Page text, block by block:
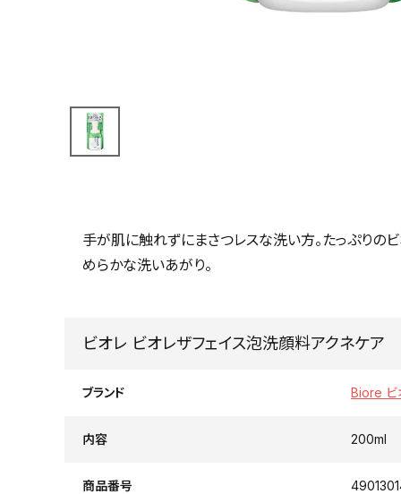
手が肌に触れずにまさつレスな洗い方。たっぷりの
めらかな洗いあがり。
ビオレ ビオレザフェイス泡洗顔料アクネケア
ブランド Biore ビ
内容 200ml
商品番号